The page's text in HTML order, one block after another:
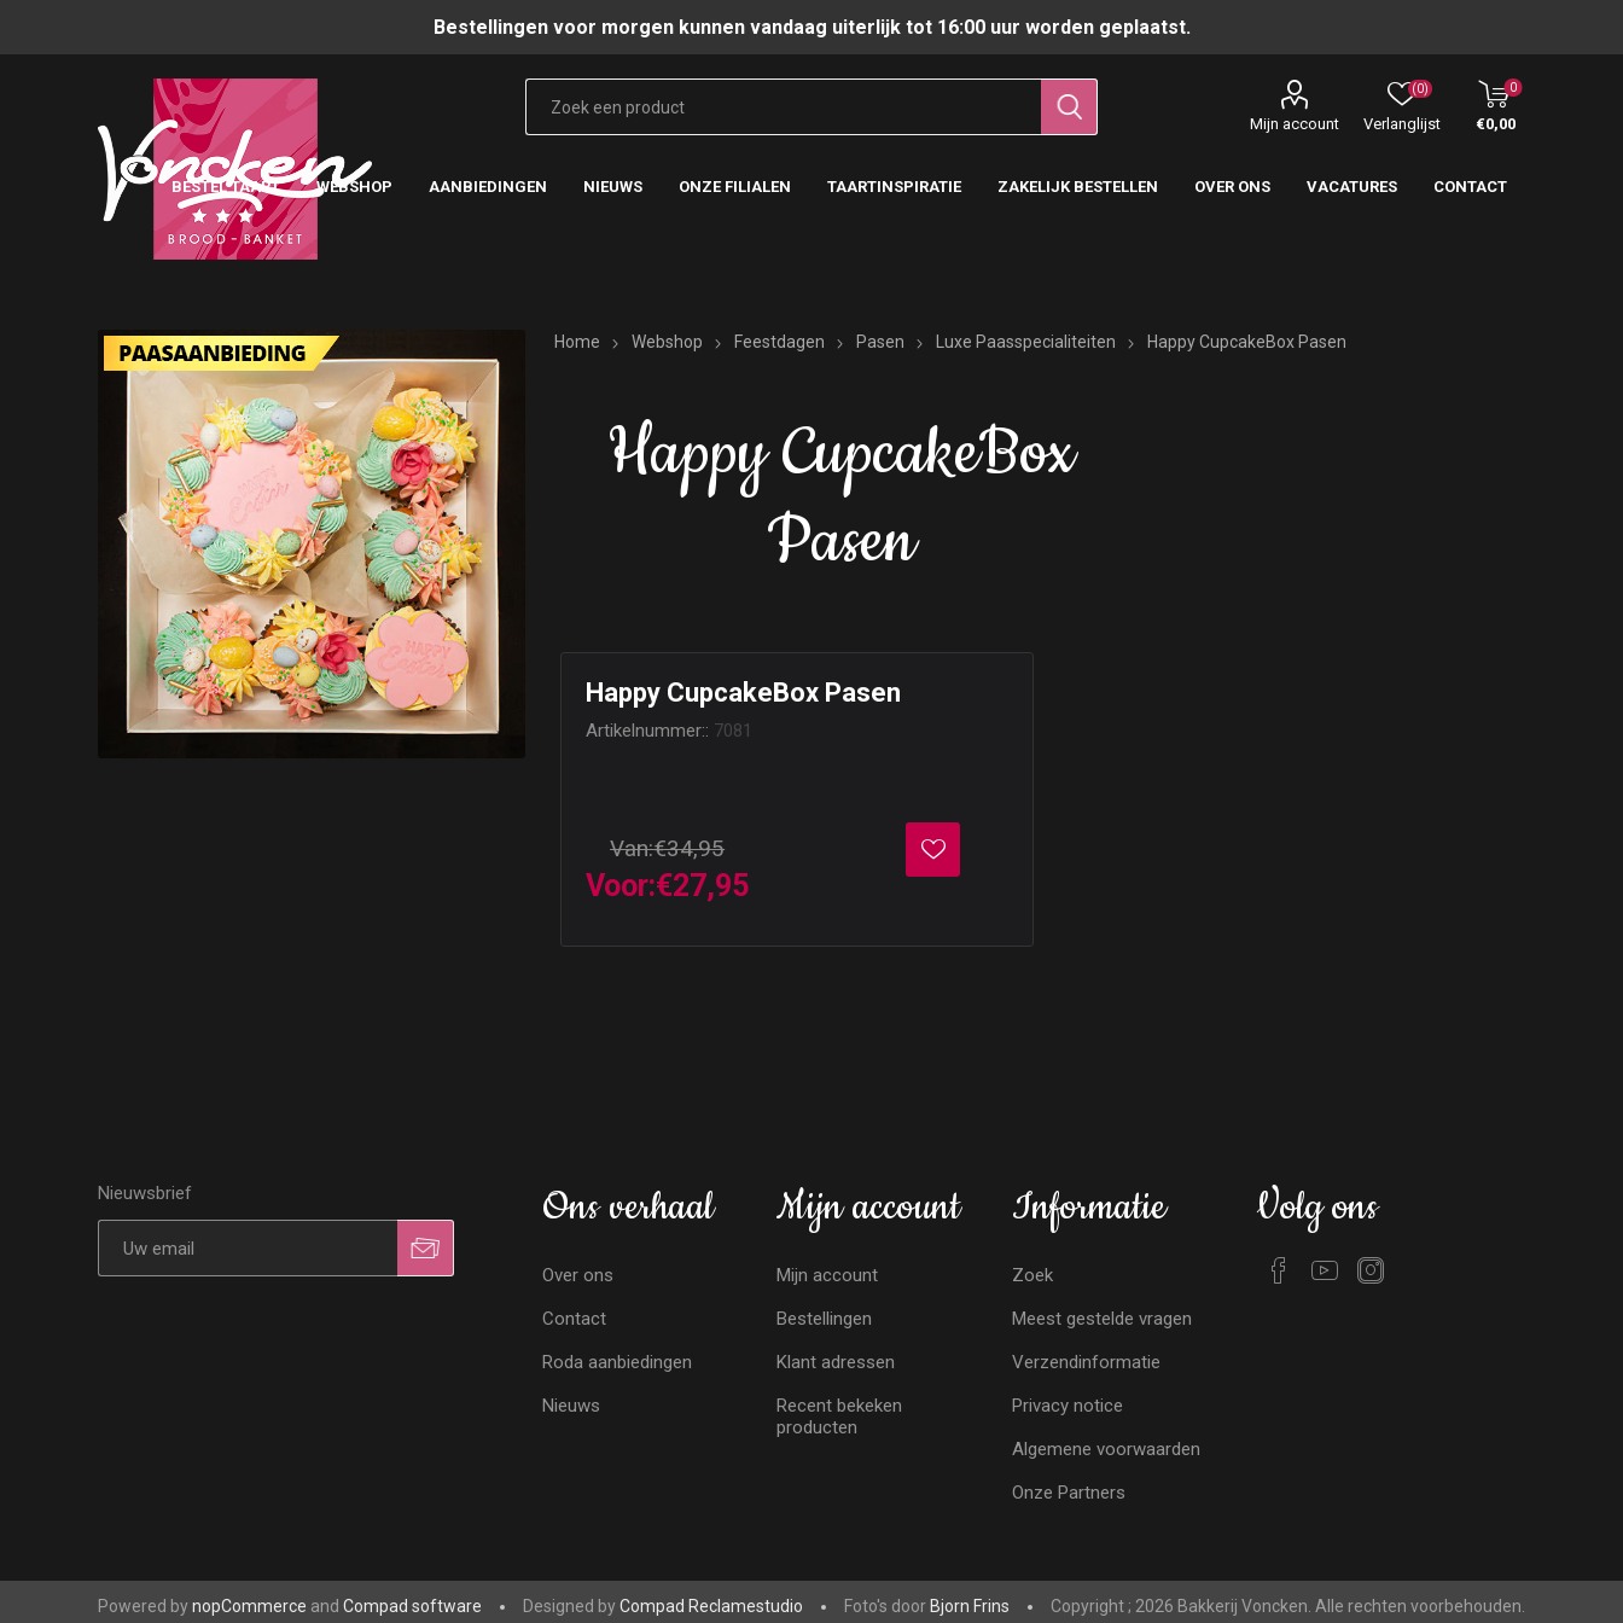
Bestellingen voor morgen kunnen vandaag uiterlijk tot 16:00 uur worden geplaatst.
Mijn account Verlanglijst
(0) 0
€0,00
BESTEL TAART WEBSHOP AANBIEDINGEN NIEUWS ONZE FILIALEN TAARTINSPIRATIE ZAKELIJK BESTELLEN OVER ONS VACATURES CONTACT
Home Webshop Feestdagen Pasen Luxe Paasspecialiteiten Happy CupcakeBox Pasen
Happy CupcakeBox
Pasen
Happy CupcakeBox Pasen
Artikelnummer:: 7081
Van:€34,95
Voor:€27,95
Nieuwsbrief Ons verhaal
Over ons
Contact
Roda aanbiedingen
Nieuws
Mijn account
Mijn account
Bestellingen
Klant adressen
Recent bekeken
producten
Informatie
Zoek
Meest gestelde vragen
Verzendinformatie
Privacy notice
Algemene voorwaarden
Onze Partners
Volg ons
Powered bynopCommerce and Compad software Designed byCompad Reclamestudio Foto's door Bjorn Frins Copyright ; 2026 Bakkerij Voncken. Alle rechten voorbehouden.